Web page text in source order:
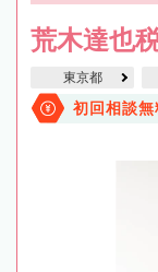
荒木達也
東京都
初回相談無